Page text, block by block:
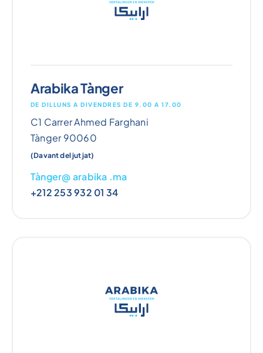
Arabika Tànger
DE DILLUNS A DIVENDRES DE 9.00 A 17.00
C1 Carrer Ahmed Farghani
Tànger 90060
(Davant del jutjat)
Tànger@ arabika .ma
+212 253 932 01 34